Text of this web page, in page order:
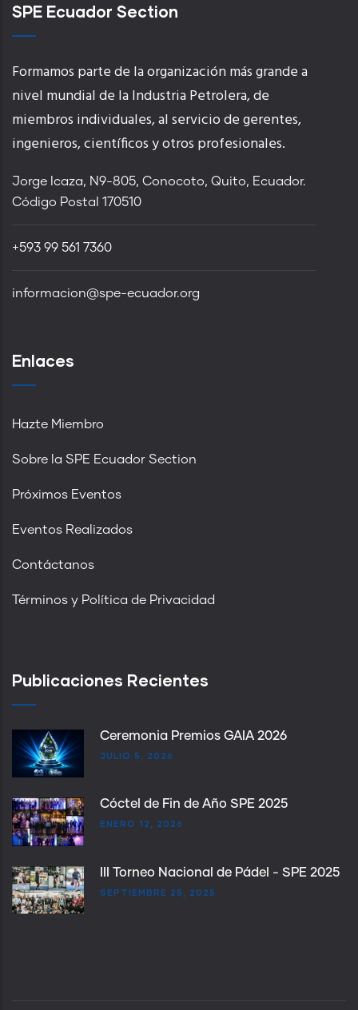
SPE Ecuador Section
Formamos parte de la organización más grande a
nivel mundial de la Industria Petrolera, de
miembros individuales, al servicio de gerentes,
ingenieros, científicos y otros profesionales.
Jorge Icaza, N9-805, Conocoto, Quito, Ecuador.
Código Postal 170510
+593 99 561 7360
informacion@spe-ecuador.org
Enlaces
Hazte Miembro
Sobre la SPE Ecuador Section
Próximos Eventos
Eventos Realizados
Contáctanos
Términos y Política de Privacidad
Publicaciones Recientes
Ceremonia Premios GAIA 2026
JULIO 5, 2026
Cóctel de Fin de Año SPE 2025
ENERO 12, 2026
III Torneo Nacional de Pádel - SPE 2025
SEPTIEMBRE 25, 2025